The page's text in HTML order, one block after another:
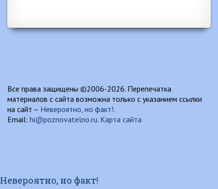
Все права защищены ©2006-2026. Перепечатка
материалов с сайта возможна только с указанием ссылки
на сайт – Невероятно, но факт!.
Email: hi@poznovatelno.ru. Карта сайта
Невероятно, но факт!